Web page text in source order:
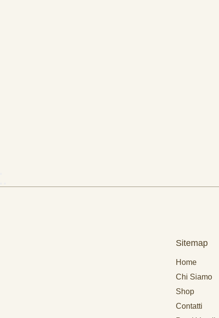
Sitemap
Home
Chi Siamo
Shop
Contatti